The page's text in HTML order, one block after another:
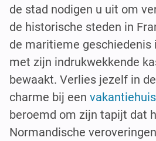
de stad nodigen u uit om
de historische steden in
de maritieme geschiedenis
met zijn indrukwekkende
bewaakt. Verlies jezelf in
charme bij een
beroemd om zijn tapijt dat
Normandische